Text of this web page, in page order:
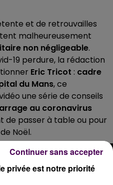
et de retrouvailles
malheureusement
non négligeable.
19 perdure, la rédaction
Eric Tricot : cadre
du Mans, ce
une série de conseils
au coronavirus
de passer à table ou pour
Noël.
privée est notre priorité
Continuer sans accepter